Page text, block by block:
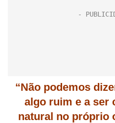
“Não podemos
algo ruim e a ser
natural no próprio